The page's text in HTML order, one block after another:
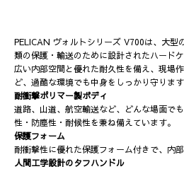
PELICAN ヴォルトシリーズ V700は、大型
類の保護・輸送のために設計されたハードケ
広い内部空間と優れた耐久性を備え、現場
ど、過酷な環境でも中身をしっかり守ります
耐衝撃ポリマー製ボディ
道路、山道、航空輸送など、どんな場面で
性・防塵性・耐候性を兼ね備えています。
保護フォーム
耐衝撃性に優れた保護フォーム付きで、内
人間工学設計のタフハンドル